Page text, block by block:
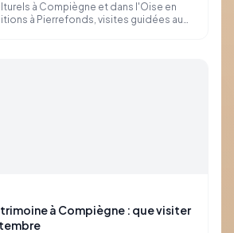
à Compiègne et dans l'Oise en
à Pierrefonds, visites guidées au
à Compiègne : que visiter